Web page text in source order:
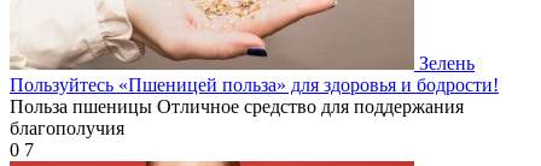
Зелень
Пользуйтесь «Пшеницей польза» для здоровья и бодрости!
Польза пшеницы Отличное средство для поддержания
благополучия
0 7